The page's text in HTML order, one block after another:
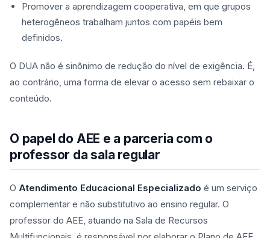
Promover a aprendizagem cooperativa, em que grupos
heterogêneos trabalham juntos com papéis bem
definidos.
O DUA não é sinônimo de redução do nível de exigência. É,
ao contrário, uma forma de elevar o acesso sem rebaixar o
conteúdo.
O papel do AEE e a parceria com o
professor da sala regular
O Atendimento Educacional Especializado é um serviço
complementar e não substitutivo ao ensino regular. O
professor do AEE, atuando na Sala de Recursos